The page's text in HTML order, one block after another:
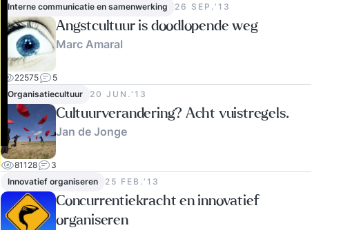
Interne communicatie en samenwerking
26 SEP.‘13
Angstcultuur is doodlopende weg
Marc Amaral
22575
5
Organisatiecultuur
20 JUN.‘13
Cultuurverandering? Acht vuistregels.
Jan de Jonge
81128
3
Innovatief organiseren
25 FEB.‘13
Concurrentiekracht en innovatief
organiseren